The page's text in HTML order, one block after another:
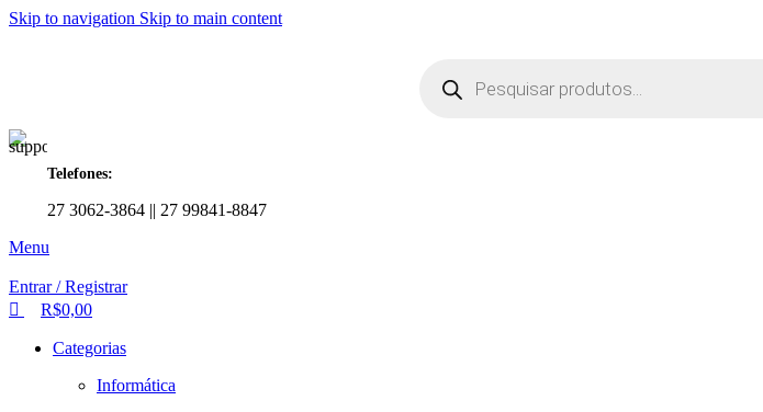
Skip to navigation Skip to main content
Telefones:
27 3062-3864 || 27 99841-8847
Menu
Entrar / Registrar
R$0,00
Categorias
Informática